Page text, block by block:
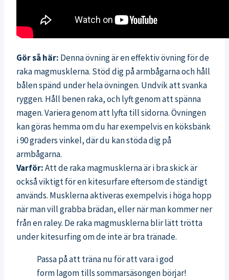
Gör så här: Denna övning är en effektiv övning för de
raka magmusklerna. Stöd dig på armbågarna och håll
bålen spänd under hela övningen. Undvik att svanka
ryggen. Håll benen raka, och lyft genom att spänna
magen. Variera genom att lyfta till sidorna. Övningen
kan göras hemma om du har exempelvis en köksbänk
i 90 graders vinkel, där du kan stöda dig på
armbågarna.
Varför:Att de raka magmusklerna är i bra skick är
också viktigt för en kitesurfare eftersom de ständigt
används. Musklerna aktiveras exempelvis i höga hopp
när man vill grabba brädan, eller när man kommer ner
från en raley. De raka magmusklerna blir lätt trötta
under kitesurfing om de inte är bra tränade.
Passa på att träna nu för att vara i god
form lagom tills sommarsäsongen börjar!